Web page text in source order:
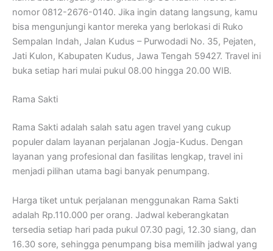
nomor 0812-2676-0140. Jika ingin datang langsung, kamu
bisa mengunjungi kantor mereka yang berlokasi di Ruko
Sempalan Indah, Jalan Kudus – Purwodadi No. 35, Pejaten,
Jati Kulon, Kabupaten Kudus, Jawa Tengah 59427. Travel ini
buka setiap hari mulai pukul 08.00 hingga 20.00 WIB.
Rama Sakti
Rama Sakti adalah salah satu agen travel yang cukup
populer dalam layanan perjalanan Jogja-Kudus. Dengan
layanan yang profesional dan fasilitas lengkap, travel ini
menjadi pilihan utama bagi banyak penumpang.
Harga tiket untuk perjalanan menggunakan Rama Sakti
adalah Rp.110.000 per orang. Jadwal keberangkatan
tersedia setiap hari pada pukul 07.30 pagi, 12.30 siang, dan
16.30 sore, sehingga penumpang bisa memilih jadwal yang